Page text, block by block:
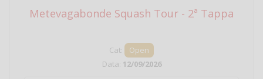
Metevagabonde Squash Tour - 2ª Tappa
Cat:
Open
Data: 12/09/2026